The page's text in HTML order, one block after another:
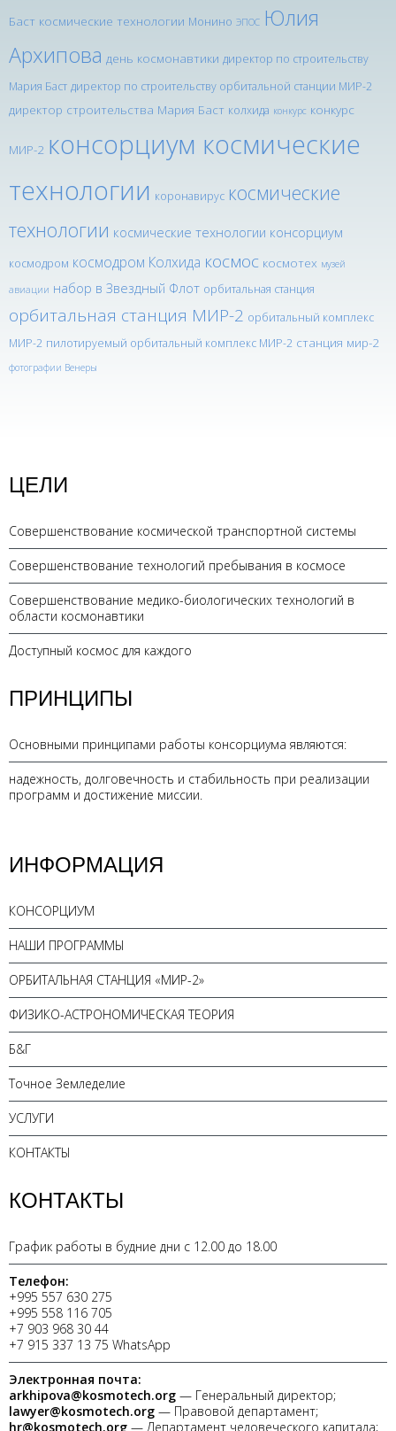
Баст космические технологии Монино ЭПОС Юлия
Архипова день космонавтики директор по строительству
Мария Баст директор по строительству орбитальной станции МИР-2
директор строительства Мария Баст колхида конкурс конкурс
МИР-2 консорциум космические
технологии коронавирус космические
технологии космические технологии консорциум
космодром космодром Колхида космос космотех музей
авиации набор в Звездный Флот орбитальная станция
орбитальная станция МИР-2 орбитальный комплекс
МИР-2 пилотируемый орбитальный комплекс МИР-2 станция мир-2
фотографии Венеры
ЦЕЛИ
Совершенствование космической транспортной системы
Совершенствование технологий пребывания в космосе
Совершенствование медико-биологических технологий в
области космонавтики
Доступный космос для каждого
ПРИНЦИПЫ
Основными принципами работы консорциума являются:
надежность, долговечность и стабильность при реализации
программ и достижение миссии.
ИНФОРМАЦИЯ
КОНСОРЦИУМ
НАШИ ПРОГРАММЫ
ОРБИТАЛЬНАЯ СТАНЦИЯ «МИР-2»
ФИЗИКО-АСТРОНОМИЧЕСКАЯ ТЕОРИЯ
Б&Г
Точное Земледелие
УСЛУГИ
КОНТАКТЫ
КОНТАКТЫ
График работы в будние дни с 12.00 до 18.00
Телефон:
+995 557 630 275
+995 558 116 705
+7 903 968 30 44
+7 915 337 13 75 WhatsApp
Электронная почта:
arkhipova@kosmotech.org — Генеральный директор;
lawyer@kosmotech.org — Правовой департамент;
hr@kosmotech.org — Департамент человеческого капитала;